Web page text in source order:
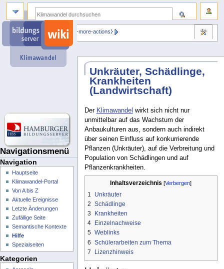
Unkräuter, Schädlinge,
Krankheiten
(Landwirtschaft)
Der Klimawandel wirkt sich nicht nur
unmittelbar auf das Wachstum der
Anbaukulturen aus, sondern auch indirekt
über seinen Einfluss auf konkurrierende
Pflanzen (Unkräuter), auf die Verbreitung und
Population von Schädlingen und auf
Pflanzenkrankheiten.
Inhaltsverzeichnis
1
Unkräuter
2 Schädlinge
3
Krankheiten
4
Einzelnachweise
5 Weblinks
6 Schülerarbeiten zum Thema
7
Lizenzhinweis
Navigationsmenü
⧼dbsskin-more-actions⧽
Navigation
Hauptseite
Klimawandel-Portal
Von A bis Z
Aktuelle Ereignisse
Letzte Änderungen
Zufällige Seite
Semantische Kontexte
Hilfe
Spezialseiten
Kategorien